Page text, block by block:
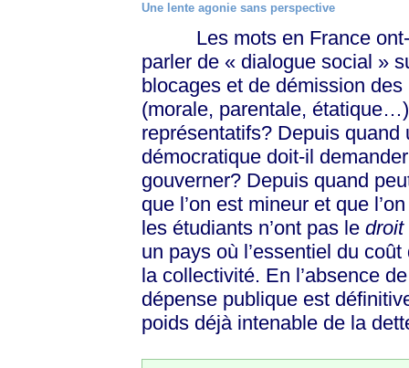
Une lente agonie sans perspective
Les mots en France ont-
parler de « dialogue social »
blocages et de démission
(morale, parentale,
représentatifs? Depuis
démocratique doit-il
gouverner? Depuis quand
que l’on est mineur et que
les étudiants n’ont pas le droit
un pays où l’essentiel du
la collectivité. En l’absence
dépense publique est
poids déjà intenable de la